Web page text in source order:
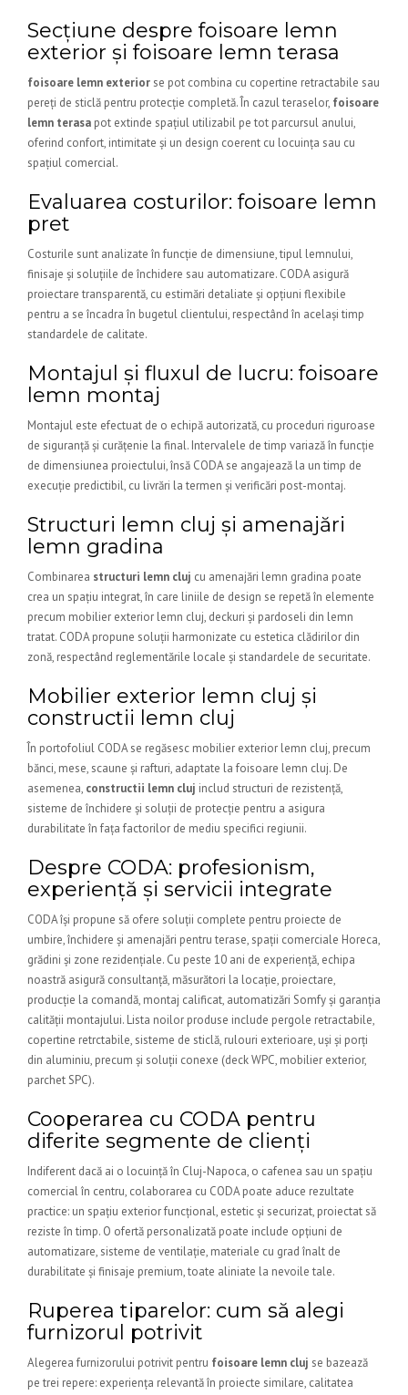
Secțiune despre foisoare lemn
exterior și foisoare lemn terasa
foisoare lemn exteriorse pot combina cu copertine retractabile sau
pereți de sticlă pentru protecție completă. În cazul teraselor, foisoare
lemn terasa pot extinde spațiul utilizabil pe tot parcursul anului,
oferind confort, intimitate și un design coerent cu locuința sau cu
spațiul comercial.
Evaluarea costurilor: foisoare lemn
pret
Costurile sunt analizate în funcție de dimensiune, tipul lemnului,
finisaje și soluțiile de închidere sau automatizare. CODA asigură
proiectare transparentă, cu estimări detaliate și opțiuni flexibile
pentru a se încadra în bugetul clientului, respectând în același timp
standardele de calitate.
Montajul și fluxul de lucru: foisoare
lemn montaj
Montajul este efectuat de o echipă autorizată, cu proceduri riguroase
de siguranță și curățenie la final. Intervalele de timp variază în funcție
de dimensiunea proiectului, însă CODA se angajează la un timp de
execuție predictibil, cu livrări la termen și verificări post-montaj.
Structuri lemn cluj și amenajări
lemn gradina
Combinarea structuri lemn cluj cu amenajări lemn gradina poate
crea un spațiu integrat, în care liniile de design se repetă în elemente
precum mobilier exterior lemn cluj, deckuri și pardoseli din lemn
tratat. CODA propune soluții harmonizate cu estetica clădirilor din
zonă, respectând reglementările locale și standardele de securitate.
Mobilier exterior lemn cluj și
constructii lemn cluj
În portofoliul CODA se regăsesc mobilier exterior lemn cluj, precum
bănci, mese, scaune și rafturi, adaptate la foisoare lemn cluj. De
asemenea, constructii lemn cluj includ structuri de rezistență,
sisteme de închidere și soluții de protecție pentru a asigura
durabilitate în fața factorilor de mediu specifici regiunii.
Despre CODA: profesionism,
experiență și servicii integrate
CODA își propune să ofere soluții complete pentru proiecte de
umbire, închidere și amenajări pentru terase, spații comerciale Horeca,
grădini și zone rezidențiale. Cu peste 10 ani de experiență, echipa
noastră asigură consultanță, măsurători la locație, proiectare,
producție la comandă, montaj calificat, automatizări Somfy și garanția
calității montajului. Lista noilor produse include pergole retractabile,
copertine retrctabile, sisteme de sticlă, rulouri exterioare, uși și porți
din aluminiu, precum și soluții conexe (deck WPC, mobilier exterior,
parchet SPC).
Cooperarea cu CODA pentru
diferite segmente de clienți
Indiferent dacă ai o locuință în Cluj-Napoca, o cafenea sau un spațiu
comercial în centru, colaborarea cu CODA poate aduce rezultate
practice: un spațiu exterior funcțional, estetic și securizat, proiectat să
reziste în timp. O ofertă personalizată poate include opțiuni de
automatizare, sisteme de ventilație, materiale cu grad înalt de
durabilitate și finisaje premium, toate aliniate la nevoile tale.
Ruperea tiparelor: cum să alegi
furnizorul potrivit
Alegerea furnizorului potrivit pentru foisoare lemn cluj se bazează
pe trei repere: experiența relevantă în proiecte similare, calitatea